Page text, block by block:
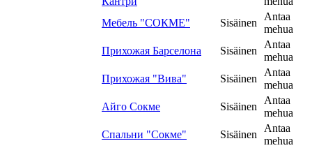
Мебель "СОКМЕ"
Sisäinen
Antaa
mehua
Прихожая Барселона
Sisäinen
Antaa
mehua
Прихожая "Вива"
Sisäinen
Antaa
mehua
Айго Сокме
Sisäinen
Antaa
mehua
Спальни "Сокме"
Sisäinen
Antaa
mehua